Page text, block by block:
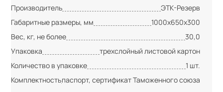
Производитель
ЭТК-Резерв
Габаритные размеры, мм
1000х650х300
Вес, кг, не более
30,0
Упаковка
трехслойный листовой картон
Количество в упаковке
1 шт.
Комплектностьпаспорт, сертификат Таможенного союза